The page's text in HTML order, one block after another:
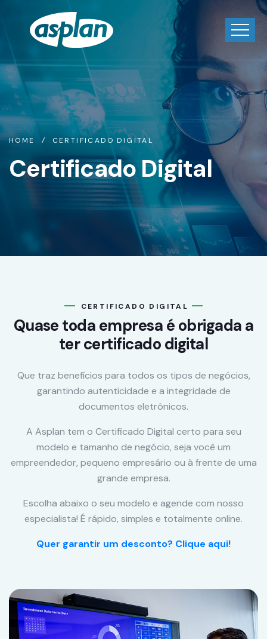
HOME CERTIFICADO DIGITAL
Certificado Digital
CERTIFICADO DIGITAL
Quase toda empresa é obrigada a
ter certificado digital
Que traz benefícios para todos os tipos de negócios,
garantindo autenticidade e a integridade de
documentos eletrônicos.
A Asplan tem o Certificado Digital certo para seu
modelo e tamanho de negócio, seja você um
empreendedor, pequeno empresário ou à frente de uma
grande empresa.
Escolha abaixo o seu modelo e agende com nosso
especialista! É rápido, simples e totalmente online.
Quer garantir um desconto? Clique aqui!